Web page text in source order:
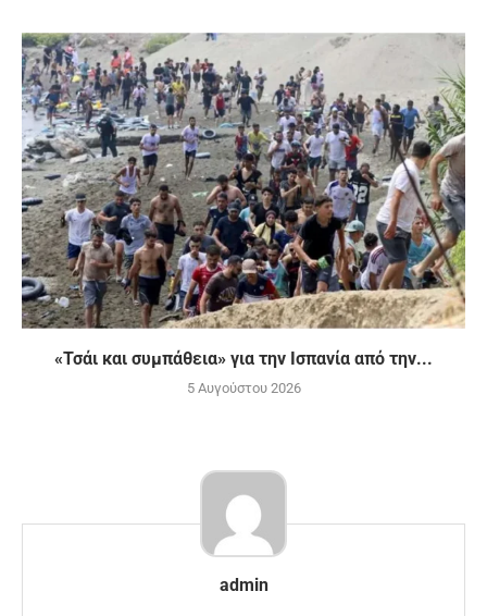
«Τσάι και συμπάθεια» για την Ισπανία από την...
5 Αυγούστου 2026
admin